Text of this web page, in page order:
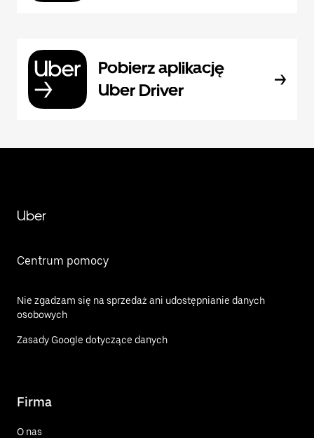
Pobierz aplikację
Uber Driver
Uber
Centrum pomocy
Nie zgadzam się na sprzedaż ani udostępnianie danych
osobowych
Zasady Google dotyczące danych
Firma
O nas